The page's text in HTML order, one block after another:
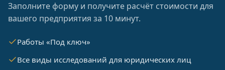
Заполните форму и получите расчёт стоимости для
вашего предприятия за 10 минут.
Работы «Под ключ»
Все виды исследований для юридических лиц